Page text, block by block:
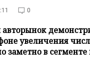
0
авторынок
увеличения
заметно в